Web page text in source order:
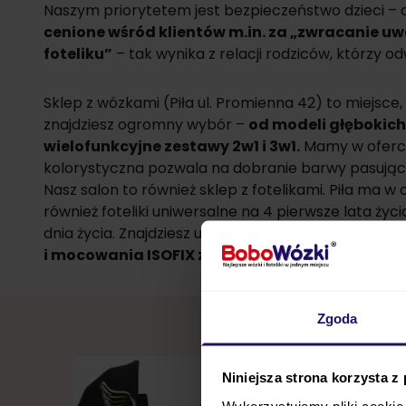
Zgoda
Niniejsza strona korzysta z
Naszym priorytetem jest bezpieczeństwo dzieci –
cenione wśród klientów m.in. za „zwracanie
foteliku” – tak wynika z relacji rodziców, którzy
Sklep z wózkami (Piła ul. Promienna 42) to
znajdziesz ogromny wybór – od modeli
wielofunkcyjne zestawy 2w1 i 3w1. Mamy w
kolorystyczna pozwala na dobranie barwy
Nasz salon to również sklep z fotelikami. Piła ma
również foteliki uniwersalne na 4 pierwsze lata
dnia życia. Znajdziesz u nas
foteliki wiodących
i mocowania ISOFIX z sygnałami